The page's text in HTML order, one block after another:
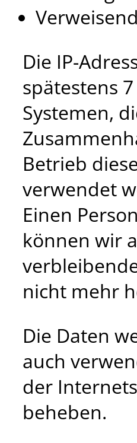
Die IP-
spätestens
Systemen,
Betrieb
verwendet
Einen
können wir
nicht mehr
Die Daten
auch
der
beheben.